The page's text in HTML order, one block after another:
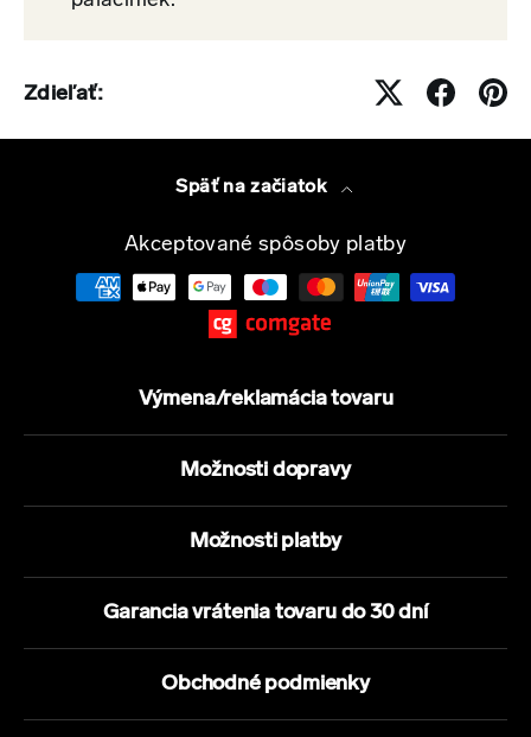
Zdieľať:
Späť na začiatok
Akceptované spôsoby platby
Výmena/reklamácia tovaru
Možnosti dopravy
Možnosti platby
Garancia vrátenia tovaru do 30 dní
Obchodné podmienky